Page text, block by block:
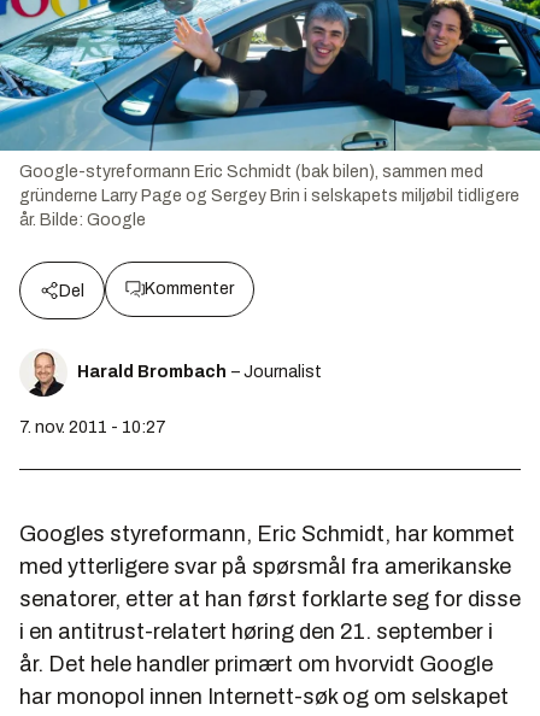
Google-styreformann Eric Schmidt (bak bilen), sammen med
gründerne Larry Page og Sergey Brin i selskapets miljøbil tidligere
år. Bilde: Google
Del Kommenter
Harald Brombach – Journalist
7. nov. 2011 - 10:27
Googles styreformann, Eric Schmidt, har kommet
med ytterligere svar på spørsmål fra amerikanske
senatorer, etter at han først forklarte seg for disse
i en antitrust-relatert høring den 21. september i
år. Det hele handler primært om hvorvidt Google
har monopol innen Internett-søk og om selskapet